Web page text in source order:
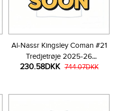
Al-Nassr Kingsley Coman #21
Tredjetrøje 2025-26
Kortærmet
230.58DKK 744.07DKK